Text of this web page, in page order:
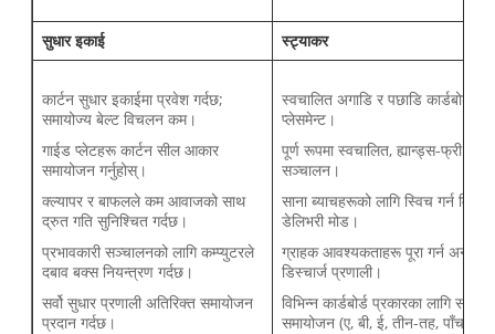
सुधार इकाई स्ट्याकर
कार्टन सुधार इकाईमा प्रवेश गर्दछ;
समायोज्य बेल्ट विचलन कम।
गाईड प्लेटहरू कार्टन सील आकार
समायोजन गर्नुहोस्।
क्ल्यापर र बाफलले कम आवाजको साथ
द्रुत गति सुनिश्चित गर्दछ।
प्रभावकारी सञ्चालनको लागि कम्प्युटरले
दबाव बक्स नियन्त्रण गर्दछ।
सर्वो सुधार प्रणाली अतिरिक्त समायोजन
प्रदान गर्दछ।
स्वचालित अगाडि र पछाडि कार्डबोर्ड
प्लेसमेन्ट।
पूर्ण रूपमा स्वचालित, ह्यान्ड्स-फ्री
सञ्चालन।
साना ब्याचहरूको लागि स्विच गर्न मिल्ने
डेलिभरी मोड।
ग्राहक आवश्यकताहरू पूरा गर्न
डिस्चार्ज प्रणाली।
विभिन्न कार्डबोर्ड प्रकारका लागि सरल
समायोजन (ए, बी, ई, तीन-तह, पाँच-